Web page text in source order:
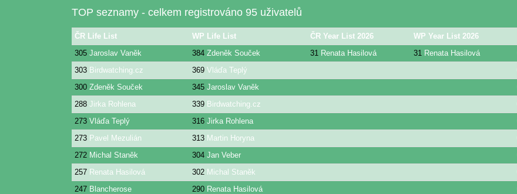
TOP seznamy - celkem registrováno 95 uživatelů
ČR Life List WP Life List ČR Year List 2026 WP Year List 2026
305 Jaroslav Vaněk 384 Zdeněk Souček 31 Renata Hasilová 31 Renata Hasilová
303 Birdwatching.cz 369 Vláďa Teplý
300 Zdeněk Souček 345 Jaroslav Vaněk
288 Jirka Rohlena 339 Birdwatching.cz
273 Vláďa Teplý 316 Jirka Rohlena
273 Pavel Mezulián 313 Martin Horyna
272 Michal Staněk 304 Jan Veber
257 Renata Hasilová 302 Michal Staněk
247 Blancherose 290 Renata Hasilová